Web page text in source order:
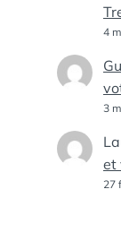
4
3
et
27